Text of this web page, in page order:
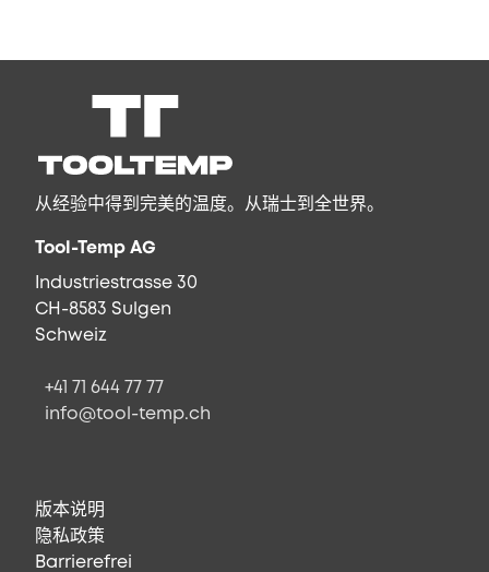
从经验中得到完美的温度。从瑞士到全世界。
Tool-Temp AG
Industriestrasse 30
CH-8583 Sulgen
Schweiz
+41 71 644 77 77
info@tool-temp.ch
版本说明
隐私政策
Barrierefrei